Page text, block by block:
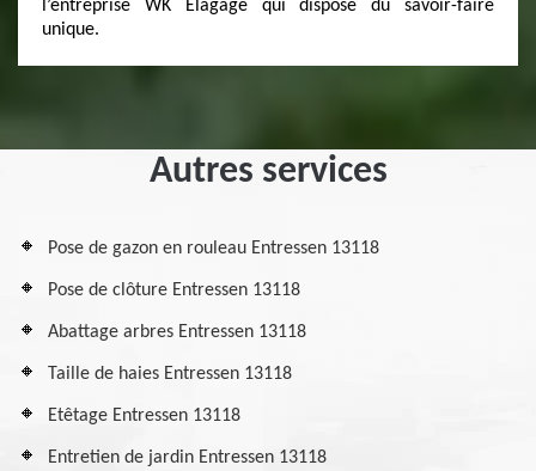
l’entreprise WK Elagage qui dispose du savoir-faire
unique.
Autres services
Pose de gazon en rouleau Entressen 13118
Pose de clôture Entressen 13118
Abattage arbres Entressen 13118
Taille de haies Entressen 13118
Etêtage Entressen 13118
Entretien de jardin Entressen 13118